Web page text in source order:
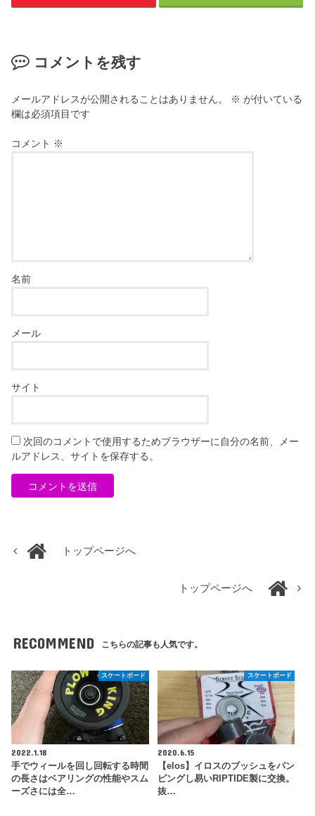
コメントを残す
メールアドレスが公開されることはありません。 ※ が付いている
欄は必須項目です
コメント ※
名前
メール
サイト
次回のコメントで使用するためブラウザーに自分の名前、メー
ルアドレス、サイトを保存する。
トップページへ
トップページへ
RECOMMEND こちらの記事も人気です。
スケートボード
2022.1.18
手でウィールを回し回転する時間
の長さはベアリングの性能やスム
ーズさには全…
スケートボード
2020.6.15
【elos】イロスのブッシュをパン
ピングし易いRIPTIDE製に交換。
抜…